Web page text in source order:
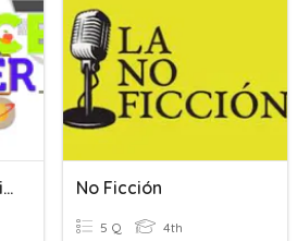
SDC Circuitos En Serie Y Paralelo No Ficción
5 Q 4th